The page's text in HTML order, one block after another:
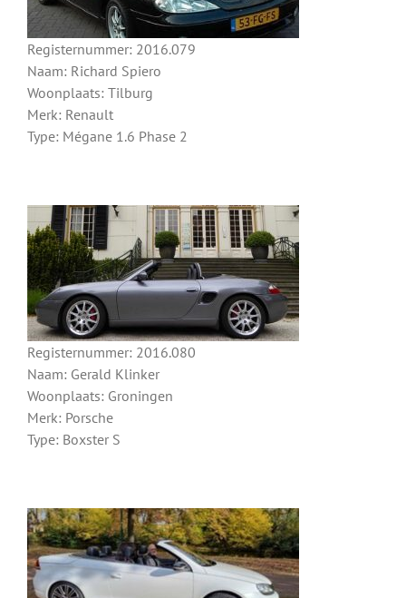
Registernummer: 2016.079
Naam: Richard Spiero
Woonplaats: Tilburg
Merk: Renault
Type: Mégane 1.6 Phase 2
Registernummer: 2016.080
Naam: Gerald Klinker
Woonplaats: Groningen
Merk: Porsche
Type: Boxster S